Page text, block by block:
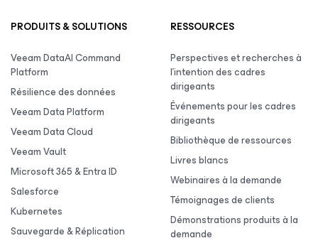
PRODUITS & SOLUTIONS
Veeam DataAI Command
Platform
Résilience des données
Veeam Data Platform
Veeam Data Cloud
Veeam Vault
Microsoft 365 & Entra ID
Salesforce
Kubernetes
Sauvegarde & Réplication
RESSOURCES
Perspectives et recherches à
l’intention des cadres
dirigeants
Événements pour les cadres
dirigeants
Bibliothèque de ressources
Livres blancs
Webinaires à la demande
Témoignages de clients
Démonstrations produits à la
demande